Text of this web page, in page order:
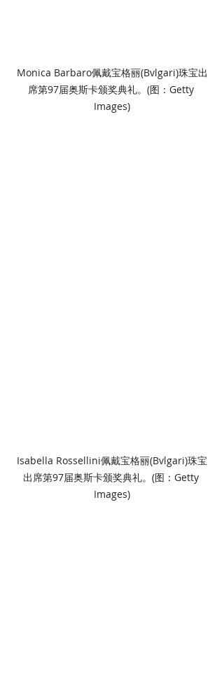
Monica Barbaro佩戴宝格丽(Bvlgari)珠宝出
席第97届奥斯卡颁奖典礼。(图：Getty
Images)
Isabella Rossellini佩戴宝格丽(Bvlgari)珠宝
出席第97届奥斯卡颁奖典礼。(图：Getty
Images)